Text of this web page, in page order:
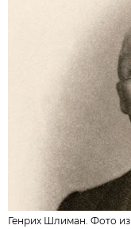
Генрих Шлиман. Фото из